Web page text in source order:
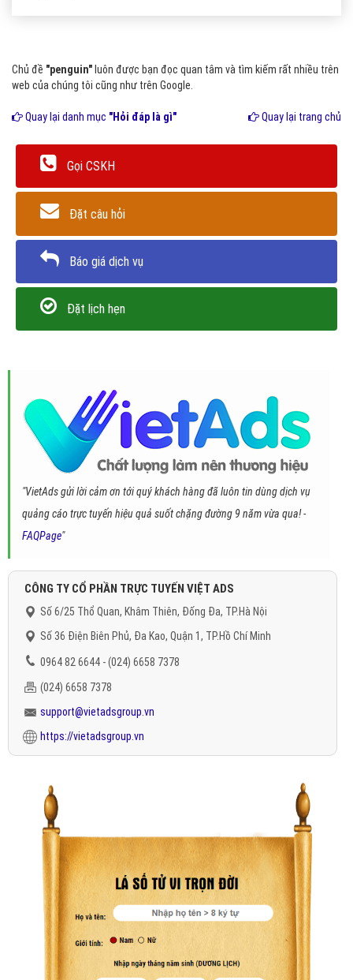
Chủ đề "penguin" luôn được bạn đọc quan tâm và tìm kiếm rất nhiều trên
web của chúng tôi cũng như trên Google.
Quay lại danh mục "Hỏi đáp là gì" Quay lại trang chủ
Gọi CSKH
Đặt câu hỏi
Báo giá dịch vụ
Đặt lịch hẹn
"VietAds gửi lời cảm ơn tới quý khách hàng đã luôn tin dùng dịch vụ
quảng cáo trực tuyến hiệu quả suốt chặng đường 9 năm vừa qua! -
FAQPage"
CÔNG TY CỔ PHẦN TRỰC TUYẾN VIỆT ADS
Số 6/25 Thổ Quan, Khâm Thiên, Đống Đa, TP.Hà Nội
Số 36 Điện Biên Phủ, Đa Kao, Quận 1, TP.Hồ Chí Minh
0964 82 6644 - (024) 6658 7378
(024) 6658 7378
support@vietadsgroup.vn
https://vietadsgroup.vn